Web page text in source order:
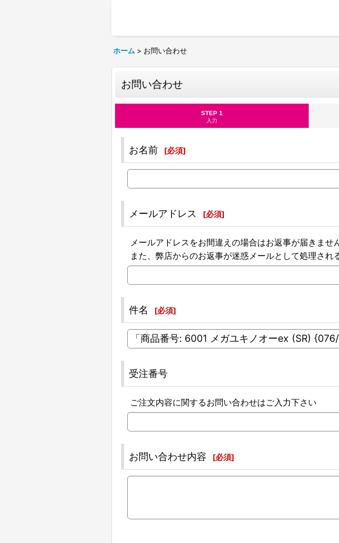
ホーム > お問い合わせ
お問い合わせ
STEP 1
入力
お名前 [必須]
メールアドレス [必須]
メールアドレスをお間違えの場合はお返事が届きませ
また、弊店からのお返事が迷惑メールとして処理され
件名 [必須]
受注番号
ご注文内容に関するお問い合わせはご入力下さい
お問い合わせ内容 [必須]